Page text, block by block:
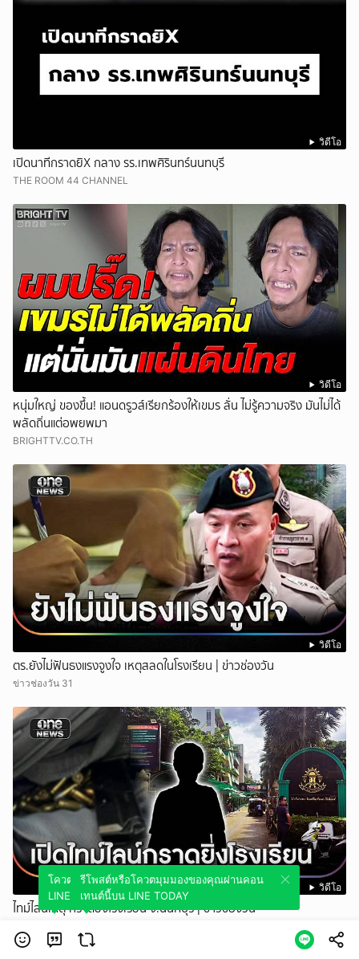
วิดีโอ
เปิดนาทีกราดยิX กลาง รร.เทพศิรินทร์นนทบุรี
THE ROOM 44 CHANNEL
วิดีโอ
หนุ่มใหญ่ ของขึ้น! แอนดรูวส์เรียกร้องให้เขมร ลั่น ไม่รู้ความจริง มันไม่ได้
พลัดถิ่นแต่อพยพมา
BRIGHTTV.CO.TH
วิดีโอ
ตร.ยังไม่ฟันธงแรงจูงใจ เหตุสลดในโรงเรียน | ข่าวช่องวัน
ข่าวช่องวัน 31
วิดีโอ
ไทม์ไลน์เหตุ กราดยิงโรงเรียน จ.นนทบุรี | ข่าวช่องวัน
โควตมุมมองของคุณผ่านคอนเทนต์นี้บน
LINE TODAY
รีโพสต์หรือโควตมุมมองของคุณผ่านคอน
เทนต์นี้บน LINE TODAY